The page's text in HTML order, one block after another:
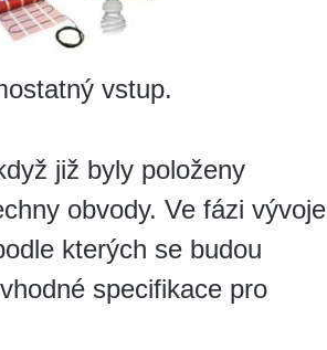
vstup.
již byly položeny
obvody. Ve fázi vývoje
kterých se budou
specifikace pro